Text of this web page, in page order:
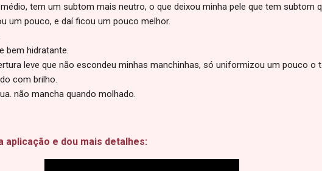
tem um subtom mais neutro, o que deixou minha pele que tem subtom
um pouco, e daí ficou um pouco melhor.
bem hidratante.
leve que não escondeu minhas manchinhas, só uniformizou um pouco o
com brilho.
não mancha quando molhado.
aplicação e dou mais detalhes: